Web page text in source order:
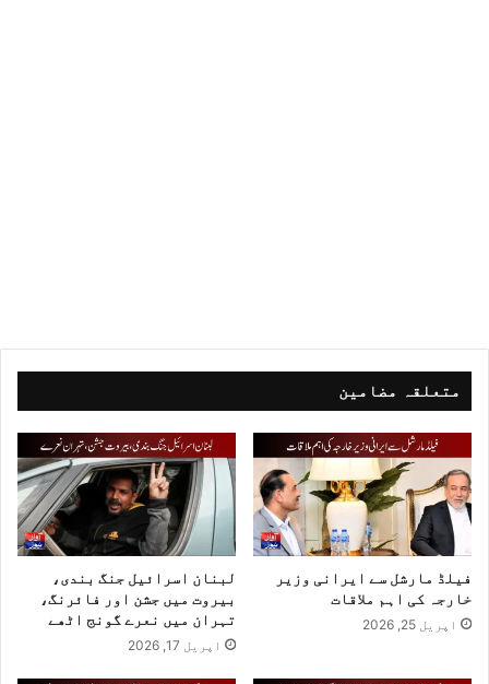
متعلقہ مضامین
فیلڈ مارشل سے ایرانی وزیر
خارجہ کی اہم ملاقات
اپریل 25, 2026
لبنان اسرائیل جنگ بندی،
بیروت میں جشن اور فائرنگ،
تہران میں نعرے گونج اٹھے
اپریل 17, 2026